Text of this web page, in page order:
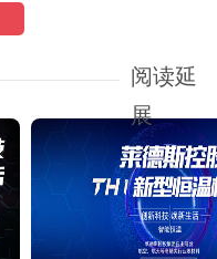
阅读延
展